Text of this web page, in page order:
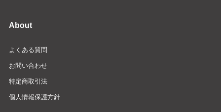
About
よくある質問
お問い合わせ
特定商取引法
個人情報保護方針